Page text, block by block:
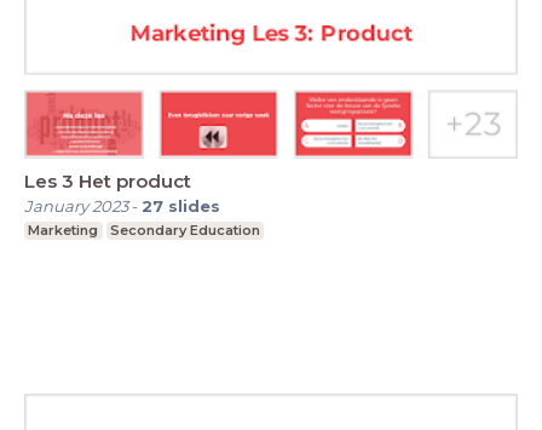
Les 3 Het product
January 2023- 27 slides
Marketing Secondary Education